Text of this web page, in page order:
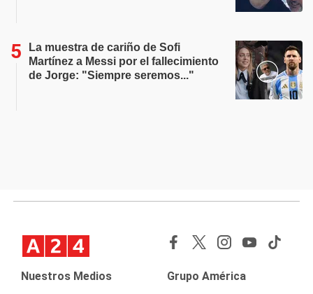
La muestra de cariño de Sofi
Martínez a Messi por el fallecimiento
de Jorge: "Siempre seremos..."
Nuestros Medios Grupo América